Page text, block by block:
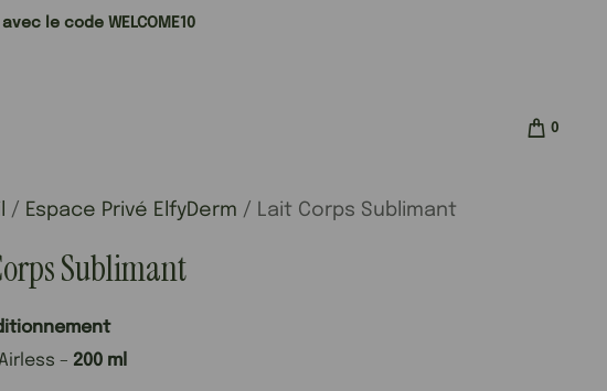
le code WELCOME10
0
/ Espace Privé ElfyDerm / Lait Corps Sublimant
Sublimant
– 200 ml